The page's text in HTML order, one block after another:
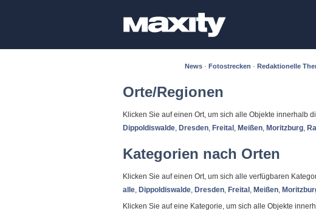
News · Fotostrecken · Redaktionelle
Orte/Regionen
Klicken Sie auf einen Ort, um sich alle Objekte innerhalb
Dippoldiswalde, Dresden, Freital , Meißen, Moritzburg,
Kategorien nach Orten
Klicken Sie auf einen Ort, um sich alle verfügbaren
alle, Dippoldiswalde, Dresden, Freital , Meißen,
Klicken Sie auf eine Kategorie, um sich alle Objekte